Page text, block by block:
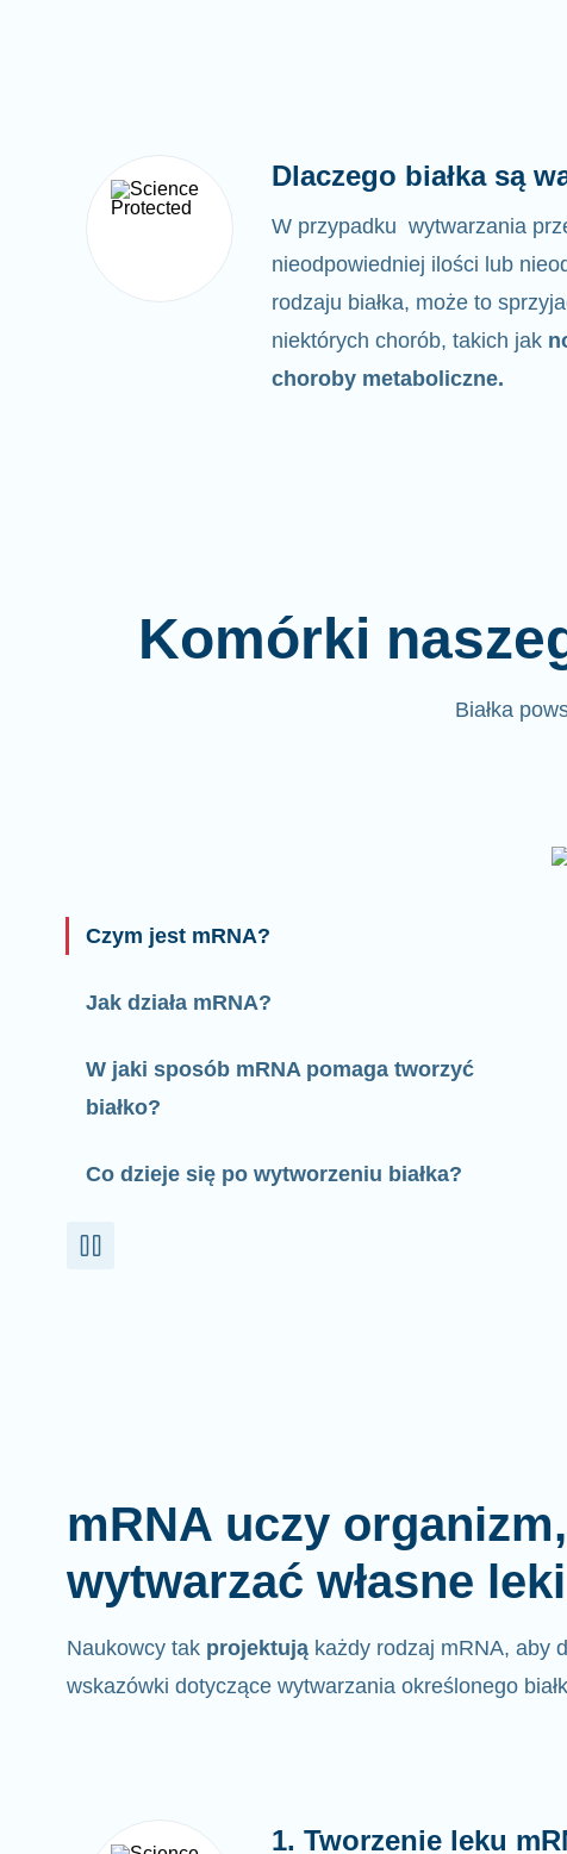
Dlaczego białka są
W przypadku wytwarzania
nieodpowiedniej ilości lub
rodzaju białka, może to
niektórych chorób, takich jak
choroby metaboliczne.
Komórki
Białka
Czym jest mRNA?
Jak działa mRNA?
W jaki sposób mRNA pomaga tworzyć
białko?
Co dzieje się po wytworzeniu białka?
mRNA uczy
wytwarzać własne leki
Naukowcy tak projektująkażdy rodzaj mRNA, aby
wskazówki dotyczące wytwarzania określonego
1. Tworzenie leku